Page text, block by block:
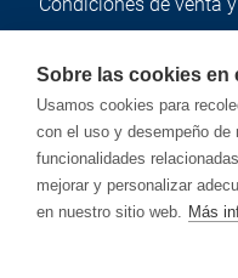
Boletín de
Suscríbete a nuestro
Sobre las cookies en
Usamos cookies para
con el uso y desempeño de
funcionalidades
mejorar y personalizar
en nuestro sitio web. Más